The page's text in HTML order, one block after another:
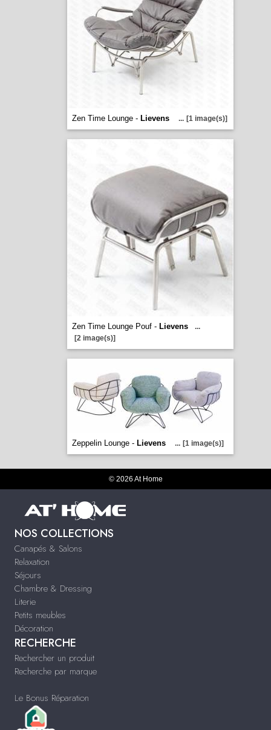
Zen Time Lounge - Lievens ... [1 image(s)]
Zen Time Lounge Pouf - Lievens
...
[2 image(s)]
Zeppelin Lounge - Lievens ... [1 image(s)]
© 2026 At Home
NOS COLLECTIONS
Canapés & Salons
Relaxation
Séjours
Chambre & Dressing
Literie
Petits meubles
Décoration
RECHERCHE
Rechercher un produit
Recherche par marque
Le Bonus Réparation